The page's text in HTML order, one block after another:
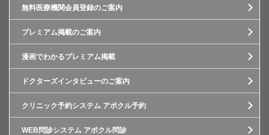
無料医療機関会員登録のご案内
プレミアム掲載のご案内
漫画でわかるプレミアム掲載
ドクターズインタビューのご案内
クリニック予約システム アポクル予約
WEB問診システム アポクル問診